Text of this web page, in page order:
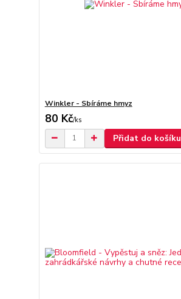
Winkler - Sbíráme hmyz
80 Kč/ks
Přidat do košíku